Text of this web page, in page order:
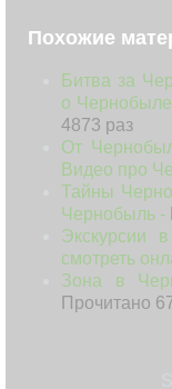
Похожие
Битва за
о
4873 раз
От
Видео про
Тайны
Чернобыль -
Экскурсии
смотреть
Зона в
Прочитано